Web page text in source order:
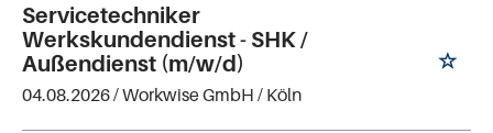
Servicetechniker
Werkskundendienst - SHK /
Außendienst (m/w/d)
04.08.2026 /Workwise GmbH / Köln